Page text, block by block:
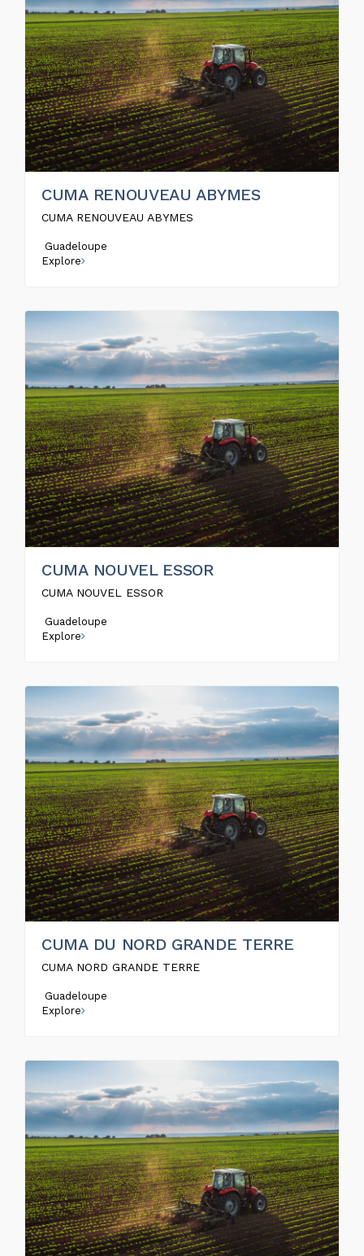
CUMA RENOUVEAU ABYMES
CUMA RENOUVEAU ABYMES
Guadeloupe
Explore
CUMA NOUVEL ESSOR
CUMA NOUVEL ESSOR
Guadeloupe
Explore
CUMA DU NORD GRANDE TERRE
CUMA NORD GRANDE TERRE
Guadeloupe
Explore